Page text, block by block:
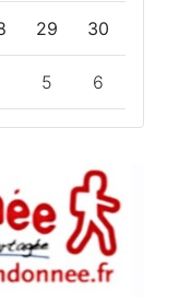
29 30
5 6